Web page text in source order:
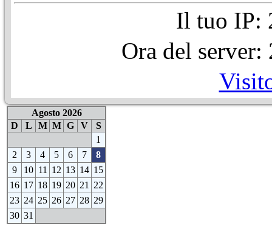
Il tuo IP:
Ora del
Agosto 2026
D
L M M G V
S
1
2
3 4 5 6 7
8
9
10 11 12 13 14 15
16 17 18 19 20 21 22
23 24 25 26 27 28 29
30 31